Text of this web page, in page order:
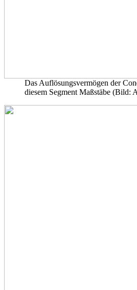
Das Auflösungsvermögen der
diesem Segment Maßstäbe (Bild: